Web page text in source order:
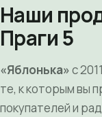
Наши
Праги 5
«Яблонька»с
те, к которым вы
покупателей и